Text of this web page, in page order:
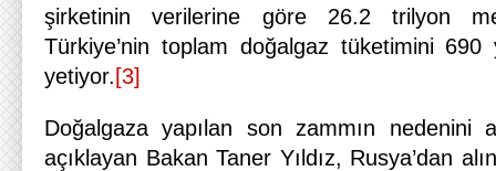
şirketinin verilerine göre 26.2 trilyon
Türkiye’nin toplam doğalgaz tüketimini 690
yetiyor. [3]
Doğalgaza yapılan son zammın nedenini
açıklayan Bakan Taner Yıldız, Rusya’dan